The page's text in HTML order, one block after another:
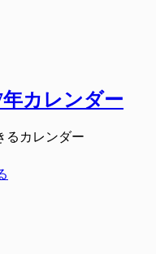
カレンダー
るカレンダー